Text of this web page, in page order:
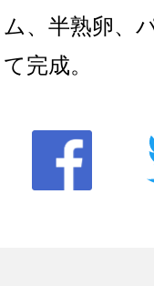
ム、半熟卵、
て完成。